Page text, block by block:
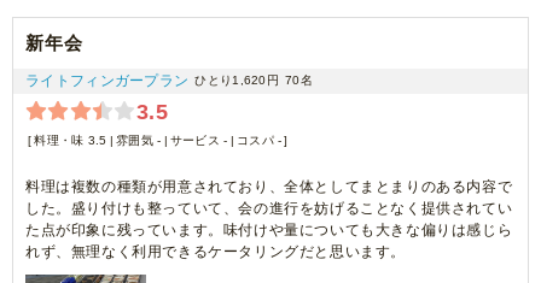
新年会
ライトフィンガープラン ひとり1,620円 70名
3.5
料理・味 3.5 雰囲気 - サービス - コスパ -
料理は複数の種類が用意されており、全体としてまとまりのある内容で
した。盛り付けも整っていて、会の進行を妨げることなく提供されてい
た点が印象に残っています。味付けや量についても大きな偏りは感じら
れず、無理なく利用できるケータリングだと思います。